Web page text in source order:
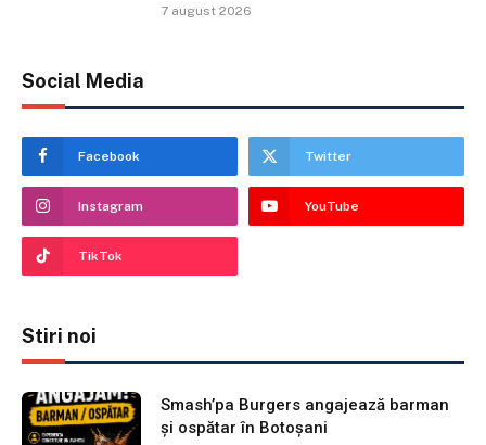
7 august 2026
Social Media
Facebook Twitter
Instagram YouTube
TikTok
Stiri noi
Smash’pa Burgers angajează barman
și ospătar în Botoșani